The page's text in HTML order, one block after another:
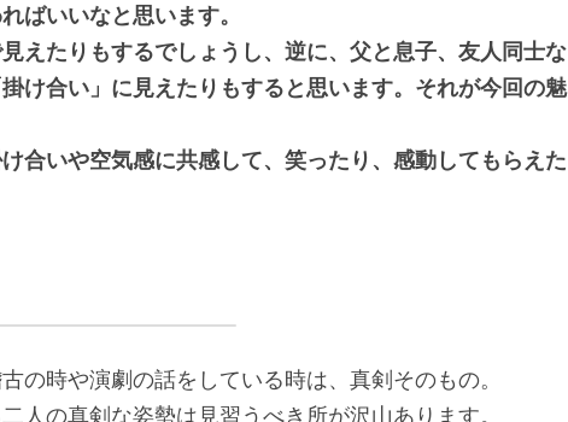
ばいいなと思います。
えたりもするでしょうし、逆に、父と息子、友人同士な
け合い」に見えたりもすると思います。それが今回の魅
合いや空気感に共感して、笑ったり、感動してもらえた
の時や演劇の話をしている時は、真剣そのもの。